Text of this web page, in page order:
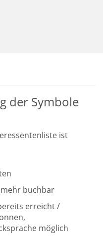
der Symbole
ist
buchbar
erreicht /
möglich